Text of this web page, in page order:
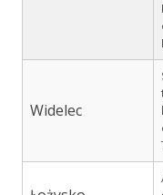
Widelec